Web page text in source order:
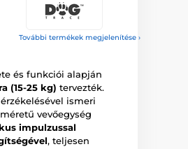
További termékek megjelenítése ›
és funkciói alapján
(15-25 kg) tervezték.
érzékelésével ismeri
vevőegység
impulzussal
, teljesen